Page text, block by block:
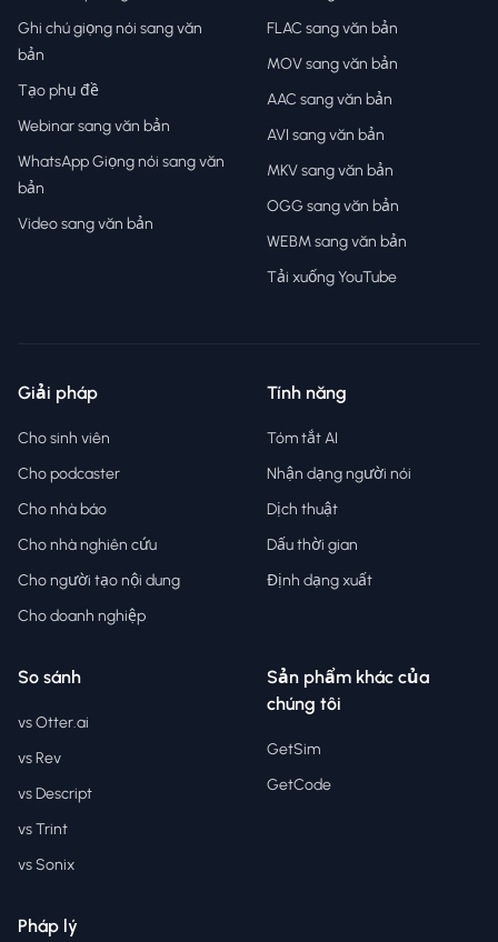
Ghi chú giọng nói sang văn
bản
Tạo phụ đề
Webinar sang văn bản
WhatsApp Giọng nói sang văn
bản
Video sang văn bản
FLAC sang văn bản
MOV sang văn bản
AAC sang văn bản
AVI sang văn bản
MKV sang văn bản
OGG sang văn bản
WEBM sang văn bản
Tải xuống YouTube
Giải pháp
Cho sinh viên
Cho podcaster
Cho nhà báo
Cho nhà nghiên cứu
Cho người tạo nội dung
Cho doanh nghiệp
Tính năng
Tóm tắt AI
Nhận dạng người nói
Dịch thuật
Dấu thời gian
Định dạng xuất
So sánh
vs Otter.ai
vs Rev
vs Descript
vs Trint
vs Sonix
Sản phẩm khác của
chúng tôi
GetSim
GetCode
Pháp lý